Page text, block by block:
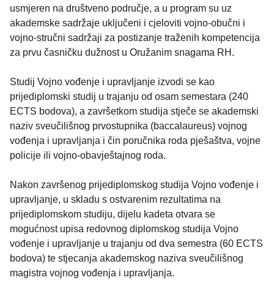
usmjeren na društveno područje, a u program su uz
akademske sadržaje uključeni i cjeloviti vojno-obučni i
vojno-stručni sadržaji za postizanje traženih kompetencija
za prvu časničku dužnost u Oružanim snagama RH.
Studij Vojno vođenje i upravljanje izvodi se kao
prijediplomski studij u trajanju od osam semestara (240
ECTS bodova), a završetkom studija stječe se akademski
naziv sveučilišnog prvostupnika (baccalaureus) vojnog
vođenja i upravljanja i čin poručnika roda pješaštva, vojne
policije ili vojno-obavještajnog roda.
Nakon završenog prijediplomskog studija Vojno vođenje i
upravljanje, u skladu s ostvarenim rezultatima na
prijediplomskom studiju, dijelu kadeta otvara se
mogućnost upisa redovnog diplomskog studija Vojno
vođenje i upravljanje u trajanju od dva semestra (60 ECTS
bodova) te stjecanja akademskog naziva sveučilišnog
magistra vojnog vođenja i upravljanja.